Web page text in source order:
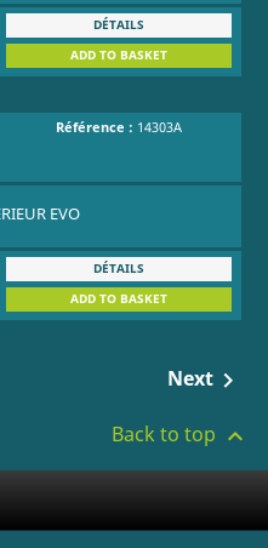
DÉTAILS
ADD TO BASKET
Référence : 14303A
EVO
DÉTAILS
ADD TO BASKET
Next 
Back to top 